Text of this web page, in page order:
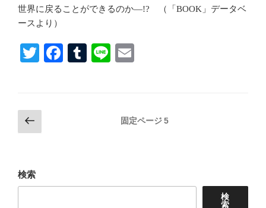
世界に戻ることができるのか―!? （「BOOK」データベ
ースより）
T
r
Fa
T
Li
投
稿
ペ
ー
前
の
ジ
固定ページ5
検索
検
索